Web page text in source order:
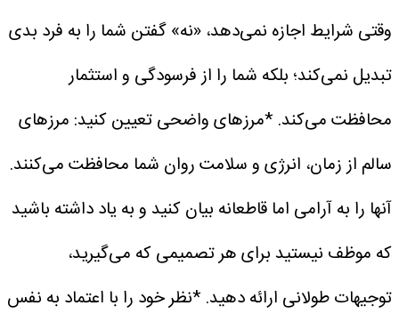
وقتی شرایط اجازه نمی‌دهد، «نه» گفتن شما را به فرد بدی
تبدیل نمی‌کند؛ بلکه شما را از فرسودگی و استثمار
محافظت می‌کند. *مرزهای واضحی تعیین کنید: مرزهای
سالم از زمان، انرژی و سلامت روان شما محافظت می‌کنند.
آنها را به آرامی اما قاطعانه بیان کنید و به یاد داشته باشید
که موظف نیستید برای هر تصمیمی که می‌گیرید،
توجیهات طولانی ارائه دهید. *نظر خود را با اعتماد به نفس